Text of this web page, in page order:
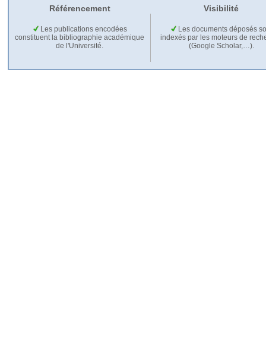
Référencement Visibilité
Les publications encodées
constituent la bibliographie académique
de l'Université.
Les documents déposés
indexés par les moteurs de
(Google Scholar,…).